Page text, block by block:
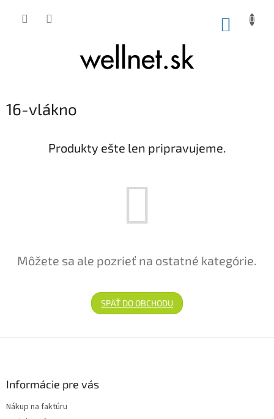
16-vlákno
Produkty ešte len pripravujeme.
Môžete sa ale pozrieť na ostatné kategórie.
SPÄŤ DO OBCHODU
Informácie pre vás
Nákup na faktúru